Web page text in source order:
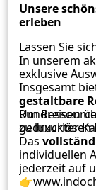
Unsere
erleben
Lassen Sie
In unserem
exklusive
Insgesamt
gestaltbare
Rundreisen
zu luxuriösen
Um
gedruckter
Das
individuellen
jederzeit auf
👉